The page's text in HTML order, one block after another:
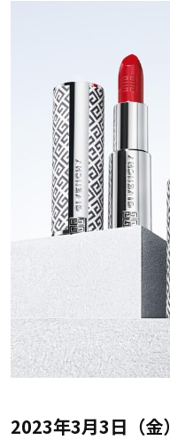
2023年3月3日（金）